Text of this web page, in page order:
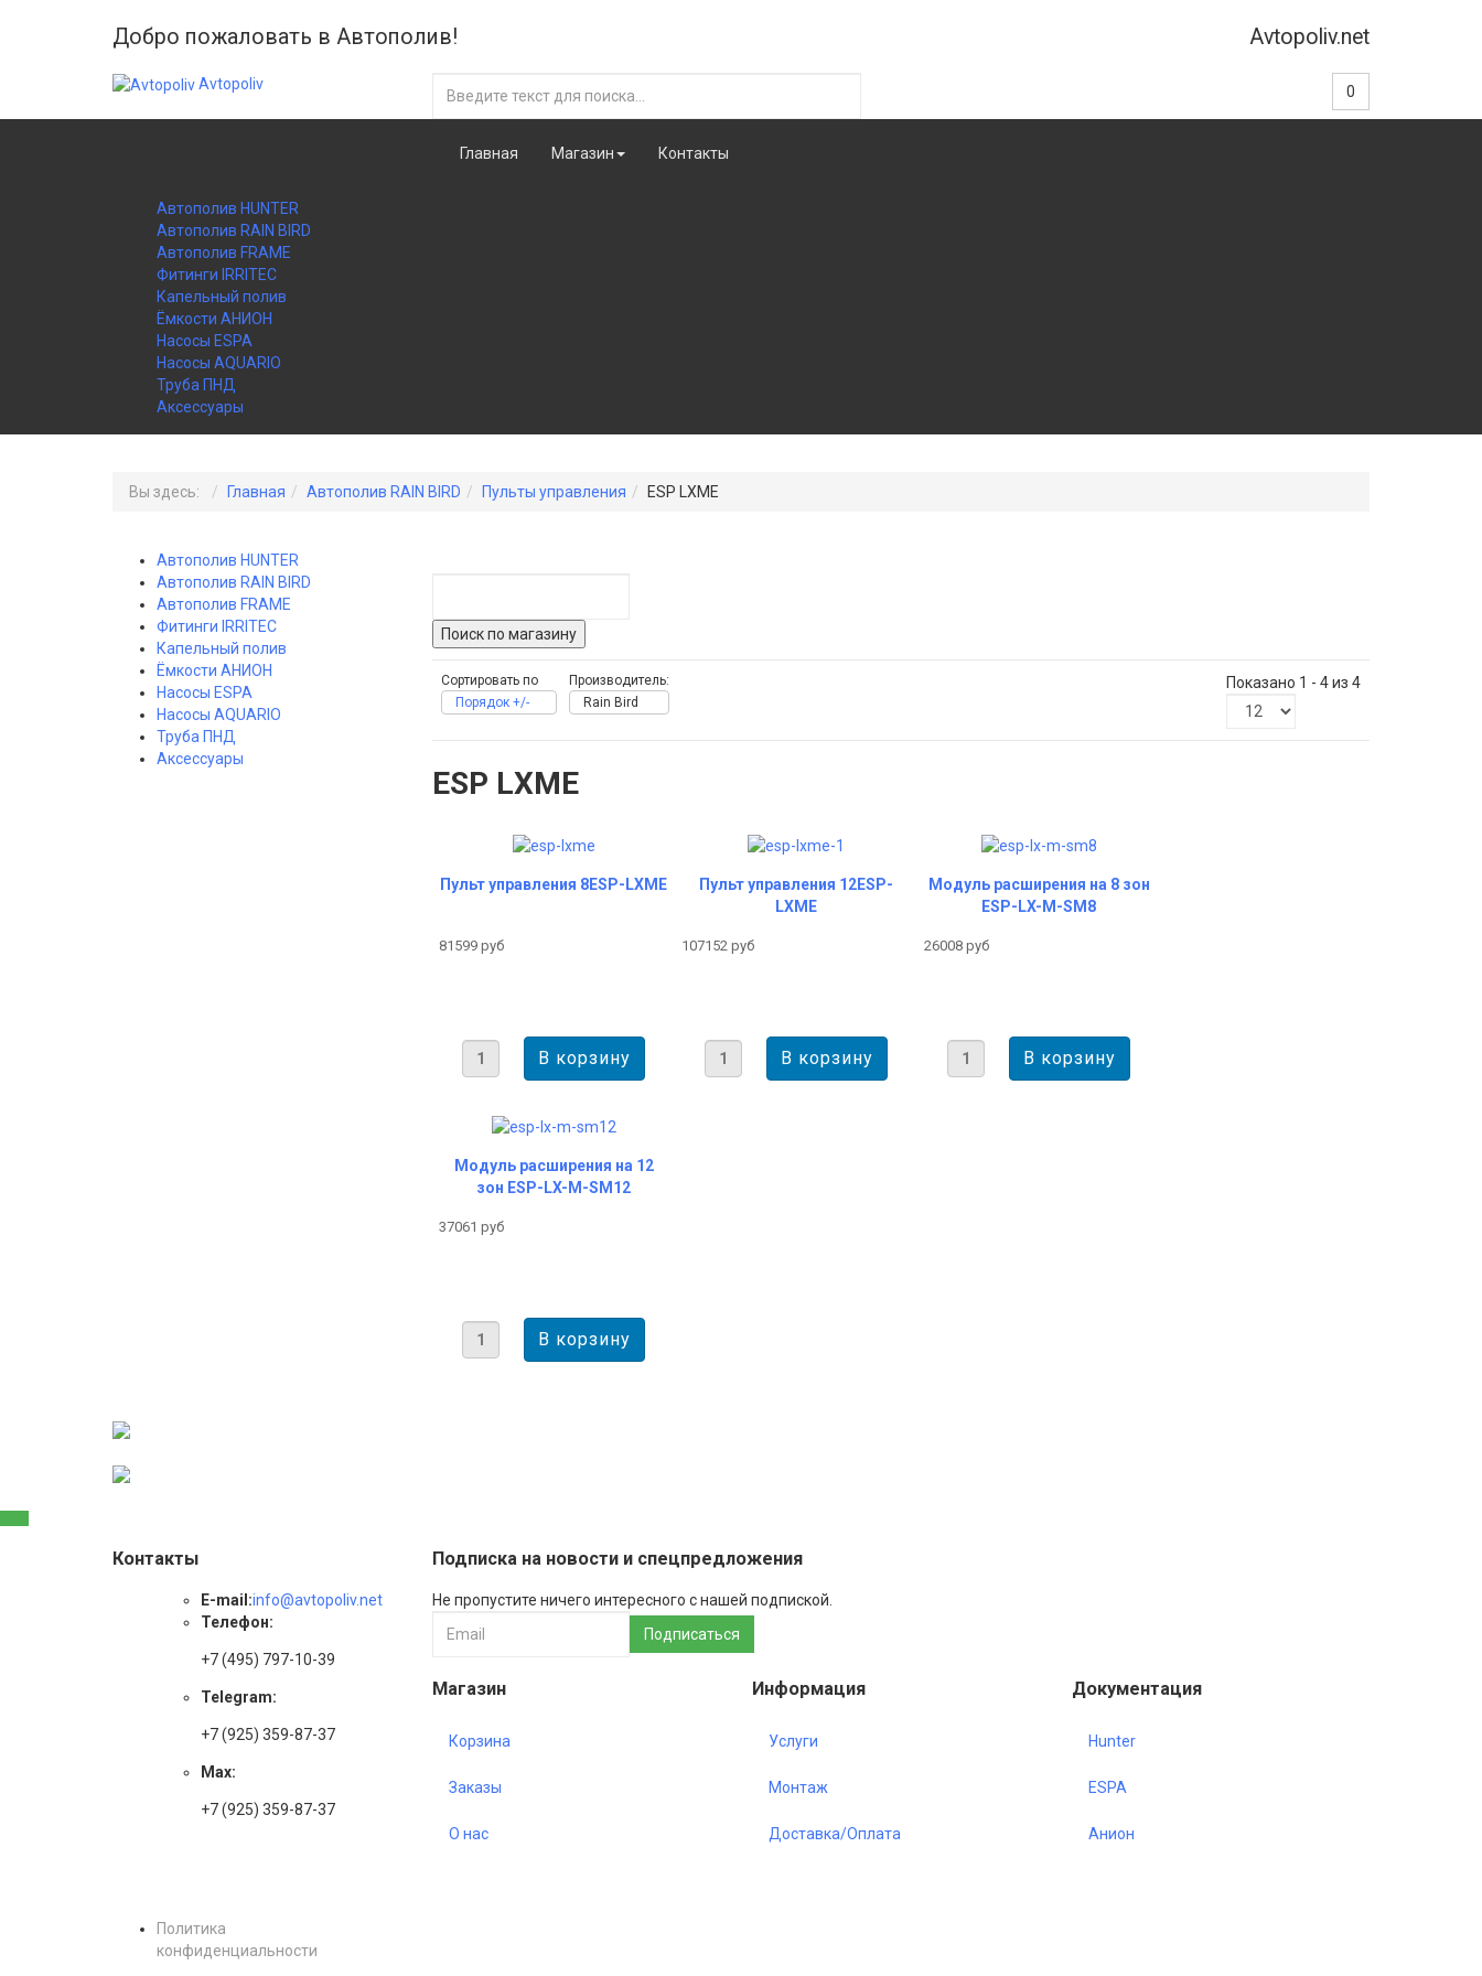
Добро пожаловать в Автополив! Avtopoliv.net
Avtopoliv 0
Автополив HUNTER
Автополив RAIN BIRD
Автополив FRAME
Фитинги IRRITEC
Капельный полив
Ёмкости АНИОН
Насосы ESPA
Насосы AQUARIO
Труба ПНД
Аксессуары
Главная Магазин Контакты
Вы здесь: Главная Автополив RAIN BIRD Пульты управления ESP LXME
Сортировать по
Порядок +/-
Производитель:
Rain Bird
Показано 1 - 4 из 4
ESP LXME
Пульт управления 8ESP-LXME
81599 руб
Пульт управления 12ESP-
LXME
107152 руб
Модуль расширения на 8 зон
ESP-LX-M-SM8
26008 руб
Модуль расширения на 12
зон ESP-LX-M-SM12
37061 руб
Автополив HUNTER
Автополив RAIN BIRD
Автополив FRAME
Фитинги IRRITEC
Капельный полив
Ёмкости АНИОН
Насосы ESPA
Насосы AQUARIO
Труба ПНД
Аксессуары
Контакты
E-mail:info@avtopoliv.net
Телефон:
+7 (495) 797-10-39
Telegram:
+7 (925) 359-87-37
Max:
+7 (925) 359-87-37
Политика
конфиденциальности
Подписка на новости и спецпредложения
Не пропустите ничего интересного с нашей подпиской.
Магазин
Корзина
Заказы
О нас
Информация
Услуги
Монтаж
Доставка/Оплата
Документация
Hunter
ESPA
Анион